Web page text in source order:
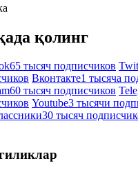
қолинг
65 тысяч подписчиков
Вконтакте1 тысяча
60 тысяч подписчиков
Youtube3 тысячи
30 тысяч